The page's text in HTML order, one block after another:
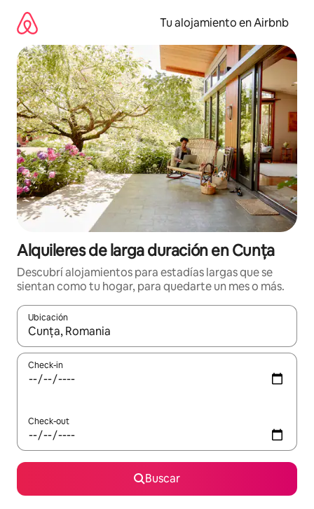
contenido
Tu alojamiento en Airbnb
Alquileres de larga duración en Cunța
Descubrí alojamientos para estadías largas que se
sientan como tu hogar, para quedarte un mes o más.
Ubicación
Cuando los resultados estén disponibles, navegá con las
Check-in
Check-out
Buscar